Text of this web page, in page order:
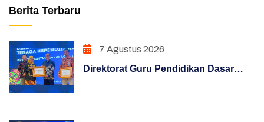
Sakip
Pendidikan Dasar
Hasil Survei Siazik
Berita Terbaru
7 Agustus 2026
Direktorat Guru Pendidikan Dasar